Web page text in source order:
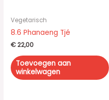
Vegetarisch
8.6 Phanaeng Tjé
€22,00
Toevoegen aan
winkelwagen